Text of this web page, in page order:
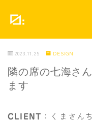
MENU
WORKS
2023.11.25 DESIGN
隣の席の七海さ
ます
CLIENT ：くまさんち